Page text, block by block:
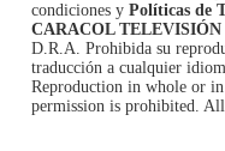
condiciones y Políticas de
CARACOL TELEVISIÓN
D.R.A. Prohibida su
traducción a cualquier
Reproduction in whole or
permission is prohibited.